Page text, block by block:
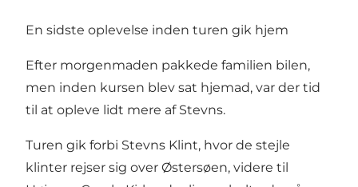
En sidste oplevelse inden turen gik hjem
Efter morgenmaden pakkede familien bilen,
men inden kursen blev sat hjemad, var der tid
til at opleve lidt mere af Stevns.
Turen gik forbi Stevns Klint, hvor de stejle
klinter rejser sig over Østersøen, videre til